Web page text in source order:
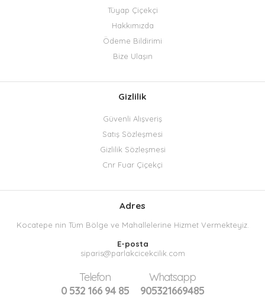
Tüyap Çiçekçi
Hakkımızda
Ödeme Bildirimi
Bize Ulaşın
Gizlilik
Güvenli Alışveriş
Satış Sözleşmesi
Gizlilik Sözleşmesi
Cnr Fuar Çiçekçi
Adres
Kocatepe nin Tüm Bölge ve Mahallelerine Hizmet Vermekteyiz.
E-posta
siparis@parlakcicekcilik.com
Telefon
0 532 166 94 85
Whatsapp
905321669485